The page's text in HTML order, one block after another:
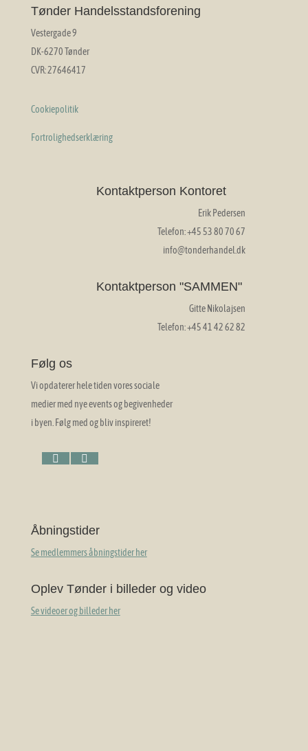
Tønder Handelsstandsforening
Vestergade 9
DK-6270 Tønder
CVR: 27646417
Cookiepolitik
Fortrolighedserklæring
Kontaktperson Kontoret
Erik Pedersen
Telefon: +45 53 80 70 67
info@tonderhandel.dk
Kontaktperson "SAMMEN"
Gitte Nikolajsen
Telefon: +45 41 42 62 82
Følg os
Vi opdaterer hele tiden vores sociale
medier med nye events og begivenheder
i byen. Følg med og bliv inspireret!
Follow Follow
Åbningstider
Se medlemmers åbningstider her
Oplev Tønder i billeder og video
Se videoer og billeder her